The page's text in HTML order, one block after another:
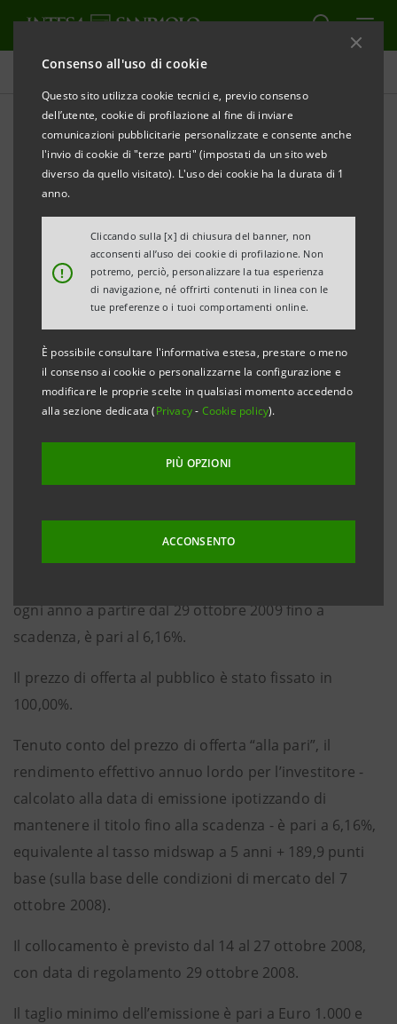
Consenso all'uso di cookie
Questo sito utilizza cookie tecnici e, previo consenso
dell’utente, cookie di profilazione al fine di inviare
comunicazioni pubblicitarie personalizzate e consente anche
l'invio di cookie di "terze parti" (impostati da un sito web
diverso da quello visitato). L'uso dei cookie ha la durata di 1
anno.
!
Cliccando sulla [x] di chiusura del banner, non
acconsenti all’uso dei cookie di profilazione. Non
potremo, perciò, personalizzare la tua esperienza
di navigazione, né offrirti contenuti in linea con le
tue preferenze o i tuoi comportamenti online.
È possibile consultare l'informativa estesa, prestare o meno
il consenso ai cookie o personalizzarne la configurazione e
modificare le proprie scelte in qualsiasi momento accedendo
alla sezione dedicata (Privacy- Cookie policy).
PIÙ OPZIONI
ACCONSENTO
Comunicati stampa
STAMPA AGGIORNA
INTESA SANPAOLO LANCIA NUOVO SUBORDINATO
LOWER TIER II PER UN AMMONTARE NOMINALE
Torino, Milano, 10 ottobre 2008– Intesa Sanpaolo ha
pubblicato oggi le Condizioni Definitive di
un’emissione obbligazionaria subordinata Lower Tier
II per un ammontare nominale massimo di 1,5
miliardi di euro destinata al mercato domestico.
Si tratta di una obbligazione a tasso fisso a 7 anni con
rimborso del capitale in cinque quote annuali
valere sul Programma di Emissione di Obbligazioni
Subordinate Lower Tier II a Tasso Fisso o a Tasso
Fisso Crescente o a Tasso Fisso Decrescente di Intesa
ogni anno a partire dal 29 ottobre 2009 fino a
scadenza, è pari al 6,16%.
Il prezzo di offerta al pubblico è stato fissato in
100,00%.
Tenuto conto del prezzo di offerta “alla pari”, il
rendimento effettivo annuo lordo per l’investitore -
calcolato alla data di emissione ipotizzando di
mantenere il titolo fino alla scadenza - è pari a 6,16%,
equivalente al tasso midswap a 5 anni + 189,9 punti
base (sulla base delle condizioni di mercato del 7
ottobre 2008).
Il collocamento è previsto dal 14 al 27 ottobre 2008,
con data di regolamento 29 ottobre 2008.
Il taglio minimo dell’emissione è pari a Euro 1.000 e